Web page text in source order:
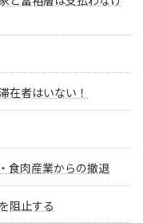
者はいない！
食肉産業からの撤退
阻止する